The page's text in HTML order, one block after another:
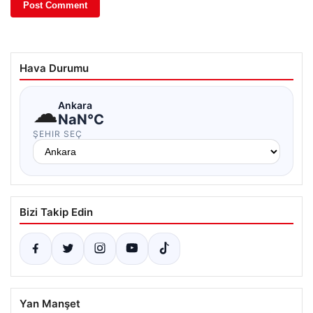
Hava Durumu
☁Ankara
NaN°C
ŞEHIR SEÇ
Bizi Takip Edin
Yan Manşet